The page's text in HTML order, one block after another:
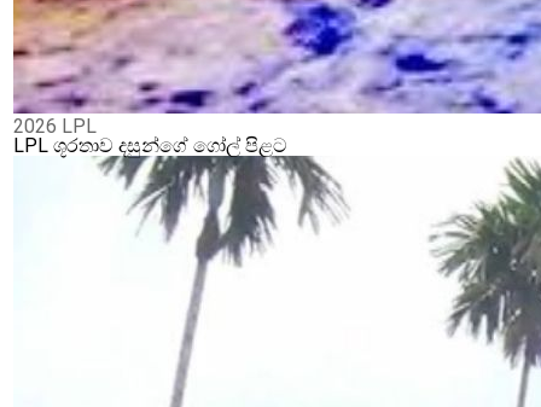
2026 LPL
LPL ශූරතාව දසුන්ගේ ගෝල් පිළට